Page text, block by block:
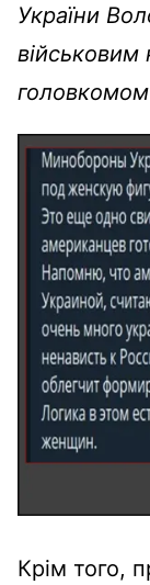
України
Крім того,